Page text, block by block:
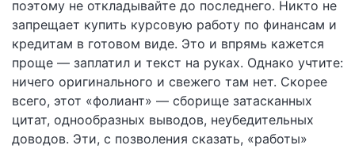
поэтому не откладывайте до последнего. Никто не
запрещает купить курсовую работу по финансам и
кредитам в готовом виде. Это и впрямь кажется
проще — заплатил и текст на руках. Однако учтите:
ничего оригинального и свежего там нет. Скорее
всего, этот «фолиант» — сборище затасканных
цитат, однообразных выводов, неубедительных
доводов. Эти, с позволения сказать, «работы»